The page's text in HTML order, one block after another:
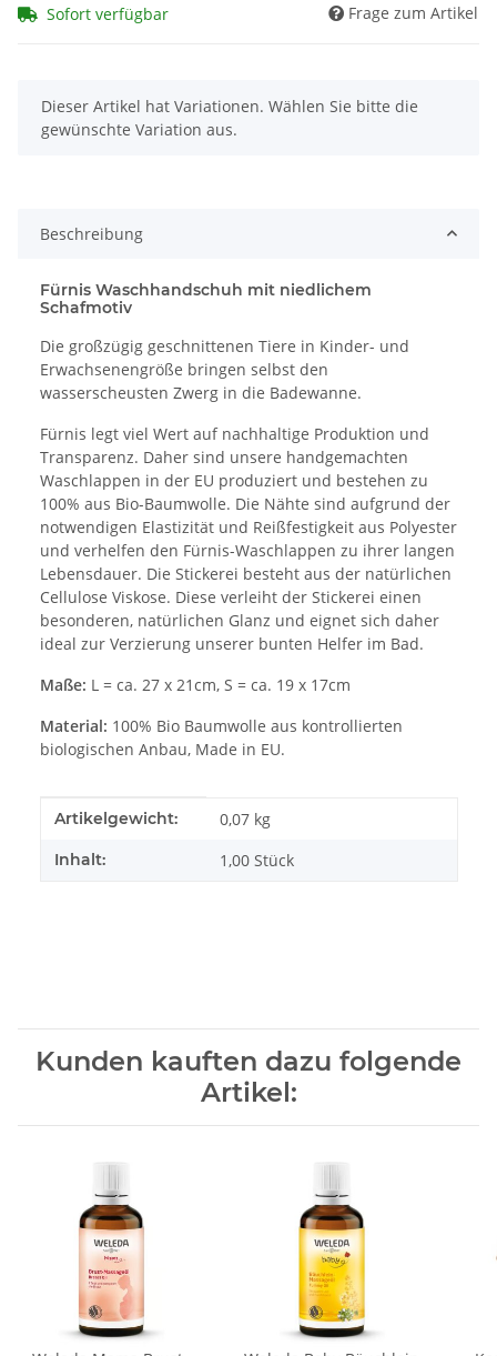
Sofort verfügbar Frage zum Artikel
x
Dieser Artikel hat Variationen. Wählen Sie bitte die
gewünschte Variation aus.
Beschreibung
Fürnis Waschhandschuh mit niedlichem
Schafmotiv
Die großzügig geschnittenen Tiere in Kinder- und
Erwachsenengröße bringen selbst den
wasserscheusten Zwerg in die Badewanne.
Fürnis legt viel Wert auf nachhaltige Produktion und
Transparenz. Daher sind unsere handgemachten
Waschlappen in der EU produziert und bestehen zu
100% aus Bio-Baumwolle. Die Nähte sind aufgrund der
notwendigen Elastizität und Reißfestigkeit aus Polyester
und verhelfen den Fürnis-Waschlappen zu ihrer langen
Lebensdauer. Die Stickerei besteht aus der natürlichen
Cellulose Viskose. Diese verleiht der Stickerei einen
besonderen, natürlichen Glanz und eignet sich daher
ideal zur Verzierung unserer bunten Helfer im Bad.
Maße: L = ca. 27 x 21cm, S = ca. 19 x 17cm
Material: 100% Bio Baumwolle aus kontrollierten
biologischen Anbau, Made in EU.
Produkteigenschaft
Wert
Artikelgewicht: 0,07 kg
Inhalt: 1,00 Stück
Kunden kauften dazu folgende
Artikel: